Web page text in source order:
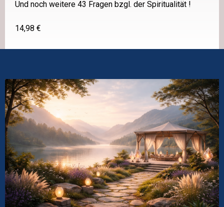
Und noch weitere 43 Fragen bzgl. der Spiritualität !
14,98 €